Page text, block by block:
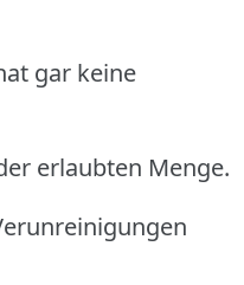
gar keine
erlaubten Menge.